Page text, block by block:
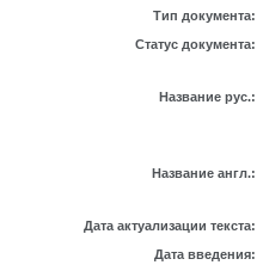
Тип документа:
Статус документа:
Название рус.:
Название англ.:
Дата актуализации текста:
Дата введения: